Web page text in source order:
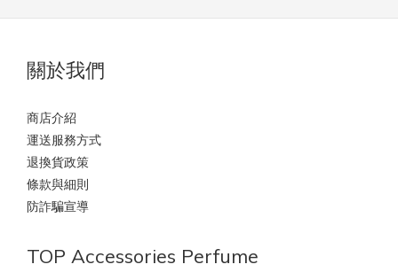
關於我們
商店介紹
運送服務方式
退換貨政策
條款與細則
防詐騙宣導
TOP Accessories Perfume